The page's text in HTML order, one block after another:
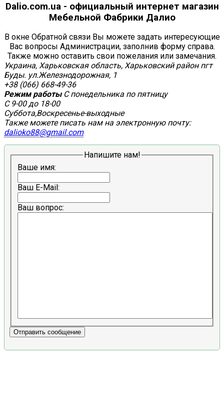
Dalio.com.ua - официальный интернет магазин
Мебельной Фабрики Далио
В окне Обратной связи Вы можете задать интересующие
Вас вопросы Администрации, заполнив форму справа.
Также можно оставить свои пожелания или замечания.
Украина, Харьковская область, Харьковский район пгт
Буды. ул.Железнодорожная, 1
+38 (066) 668-49-36
Режим работыС понедельника по пятницу
С 9-00 до 18-00
Суббота,Воскресенье-выходные
Также можете писать нам на электронную почту:
dalioko88@gmail.com
Напишите нам!
Ваше имя:
Ваш E-Mail:
Ваш вопрос:
Отправить сообщение